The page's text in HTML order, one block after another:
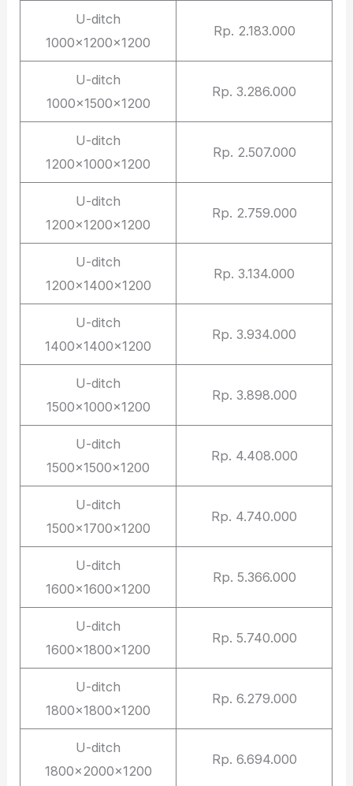
U-ditch
1000x1200x1200
Rp. 2.183.000
U-ditch
1000x1500x1200
Rp. 3.286.000
U-ditch
1200x1000x1200
Rp. 2.507.000
U-ditch
1200x1200x1200
Rp. 2.759.000
U-ditch
1200x1400x1200
Rp. 3.134.000
U-ditch
1400x1400x1200
Rp. 3.934.000
U-ditch
1500x1000x1200
Rp. 3.898.000
U-ditch
1500x1500x1200
Rp. 4.408.000
U-ditch
1500x1700x1200
Rp. 4.740.000
U-ditch
1600x1600x1200
Rp. 5.366.000
U-ditch
1600x1800x1200
Rp. 5.740.000
U-ditch
1800x1800x1200
Rp. 6.279.000
U-ditch
1800x2000x1200
Rp. 6.694.000